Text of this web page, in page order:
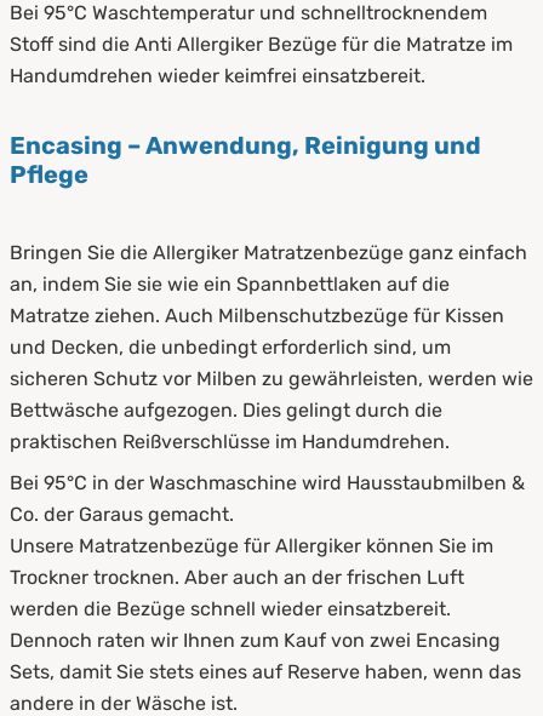
Bei 95°C Waschtemperatur und schnelltrocknendem
Stoff sind die Anti Allergiker Bezüge für die Matratze im
Handumdrehen wieder keimfrei einsatzbereit.
Encasing – Anwendung, Reinigung und
Pflege
Bringen Sie die Allergiker Matratzenbezüge ganz einfach
an, indem Sie sie wie ein Spannbettlaken auf die
Matratze ziehen. Auch Milbenschutzbezüge für Kissen
und Decken, die unbedingt erforderlich sind, um
sicheren Schutz vor Milben zu gewährleisten, werden wie
Bettwäsche aufgezogen. Dies gelingt durch die
praktischen Reißverschlüsse im Handumdrehen.
Bei 95°C in der Waschmaschine wird Hausstaubmilben &
Co. der Garaus gemacht.
Unsere Matratzenbezüge für Allergiker können Sie im
Trockner trocknen. Aber auch an der frischen Luft
werden die Bezüge schnell wieder einsatzbereit.
Dennoch raten wir Ihnen zum Kauf von zwei Encasing
Sets, damit Sie stets eines auf Reserve haben, wenn das
andere in der Wäsche ist.